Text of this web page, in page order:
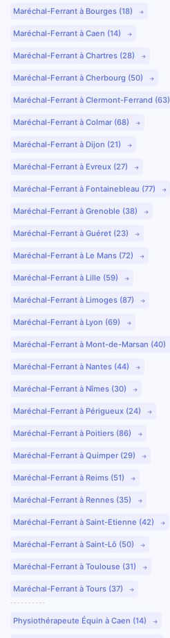
Maréchal-Ferrant à Bourges (18)
Maréchal-Ferrant à Caen (14)
Maréchal-Ferrant à Chartres (28)
Maréchal-Ferrant à Cherbourg (50)
Maréchal-Ferrant à Clermont-Ferrand (63)
Maréchal-Ferrant à Colmar (68)
Maréchal-Ferrant à Dijon (21)
Maréchal-Ferrant à Evreux (27)
Maréchal-Ferrant à Fontainebleau (77)
Maréchal-Ferrant à Grenoble (38)
Maréchal-Ferrant à Guéret (23)
Maréchal-Ferrant à Le Mans (72)
Maréchal-Ferrant à Lille (59)
Maréchal-Ferrant à Limoges (87)
Maréchal-Ferrant à Lyon (69)
Maréchal-Ferrant à Mont-de-Marsan (40)
Maréchal-Ferrant à Nantes (44)
Maréchal-Ferrant à Nîmes (30)
Maréchal-Ferrant à Périgueux (24)
Maréchal-Ferrant à Poitiers (86)
Maréchal-Ferrant à Quimper (29)
Maréchal-Ferrant à Reims (51)
Maréchal-Ferrant à Rennes (35)
Maréchal-Ferrant à Saint-Etienne (42)
Maréchal-Ferrant à Saint-Lô (50)
Maréchal-Ferrant à Toulouse (31)
Maréchal-Ferrant à Tours (37)
Physiothérapeute Équin à Caen (14)